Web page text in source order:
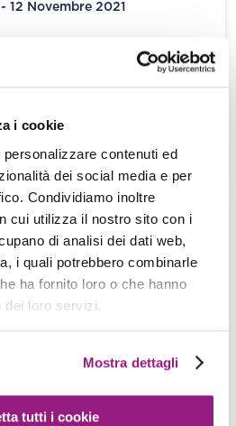
i cookie
contenuti ed
dei social media e per
Condividiamo inoltre
cui utilizza il nostro sito con i
di analisi dei dati web,
i quali potrebbero combinarle
ha fornito loro o che hanno
dei loro servizi.
Mostra dettagli
tutti i cookie
12 Novembre 2021
le informazioni
View more
AWS in Italia: quali
aziende italiane?
Aprile 2020
molto della nuova Region
del 2020 AWS aprirà in